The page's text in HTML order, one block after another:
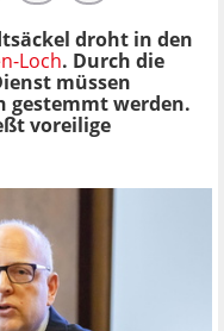
droht in den
Loch. Durch die
müssen
gestemmt werden.
voreilige